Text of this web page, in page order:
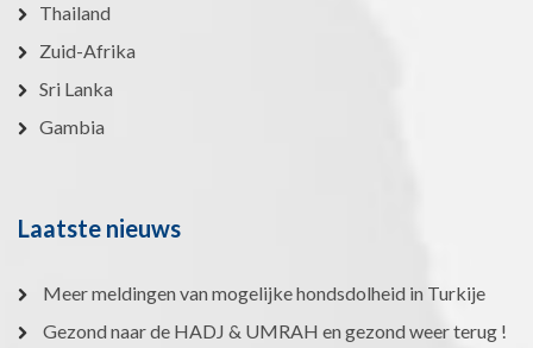
Thailand
Zuid-Afrika
Sri Lanka
Gambia
Laatste nieuws
Meer meldingen van mogelijke hondsdolheid in Turkije
Gezond naar de HADJ & UMRAH en gezond weer terug !